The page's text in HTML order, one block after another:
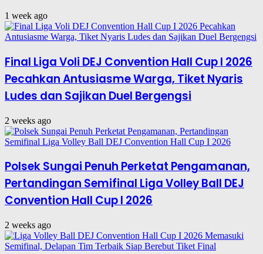
1 week ago
Final Liga Voli DEJ Convention Hall Cup I 2026
Pecahkan Antusiasme Warga, Tiket Nyaris
Ludes dan Sajikan Duel Bergengsi
2 weeks ago
Polsek Sungai Penuh Perketat Pengamanan,
Pertandingan Semifinal Liga Volley Ball DEJ
Convention Hall Cup I 2026
2 weeks ago